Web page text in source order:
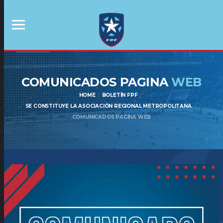
COMUNICADOS PAGINAWEB
HOME
BOLETÍN FPF
SE CONSTITUYE LA ASOCIACIÓN REGIONAL METROPOLITANA
COMUNICADOS PAGINA WEB